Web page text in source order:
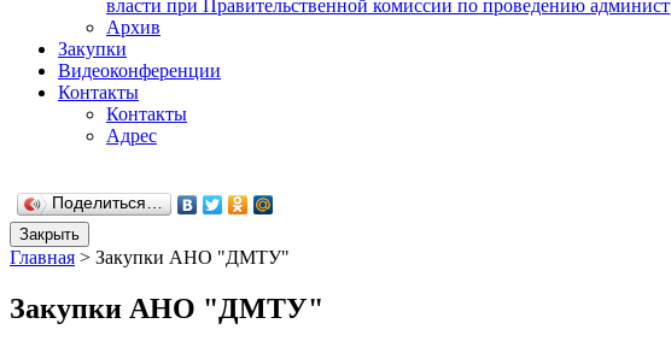
власти при Правительственной комиссии по проведению
Архив
Закупки
Видеоконференции
Контакты
Контакты
Адрес
Поделиться…
Закрыть
Главная > Закупки АНО "ДМТУ"
Закупки АНО "ДМТУ"